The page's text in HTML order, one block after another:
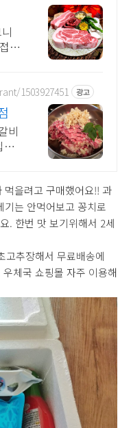
합
1503927451 광고
비
니
먹을려고 구매했어요!! 과
는 안먹어보고 꽁치로
. 한번 맛 보기위해서 2세
고추장해서 무료배송에
체국 쇼핑몰 자주 이용해